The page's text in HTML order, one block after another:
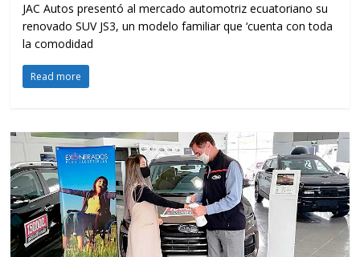
JAC Autos presentó al mercado automotriz ecuatoriano su
renovado SUV JS3, un modelo familiar que ‘cuenta con toda
la comodidad
Read more